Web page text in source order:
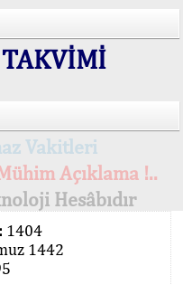
Vakitleri
Açıklama !..
Hesâbıdır
1404
1442